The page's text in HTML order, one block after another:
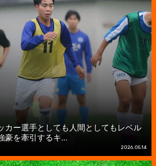
カー選手としても人間としてもレベル
豪を牽引するキ...
2026.05.14